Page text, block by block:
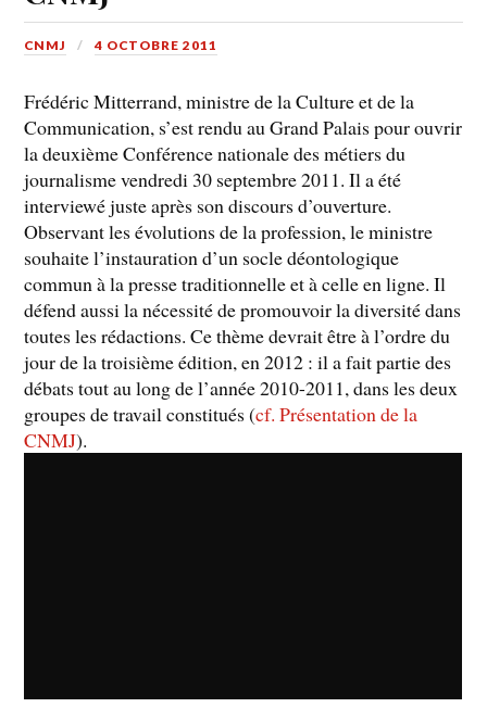
CNMJ 4 OCTOBRE 2011
Frédéric Mitterrand, ministre de la Culture et de la
Communication, s’est rendu au Grand Palais pour ouvrir
la deuxième Conférence nationale des métiers du
journalisme vendredi 30 septembre 2011. Il a été
interviewé juste après son discours d’ouverture.
Observant les évolutions de la profession, le ministre
souhaite l’instauration d’un socle déontologique
commun à la presse traditionnelle et à celle en ligne. Il
défend aussi la nécessité de promouvoir la diversité dans
toutes les rédactions. Ce thème devrait être à l’ordre du
jour de la troisième édition, en 2012 : il a fait partie des
débats tout au long de l’année 2010-2011, dans les deux
groupes de travail constitués (cf. Présentation de la
CNMJ).